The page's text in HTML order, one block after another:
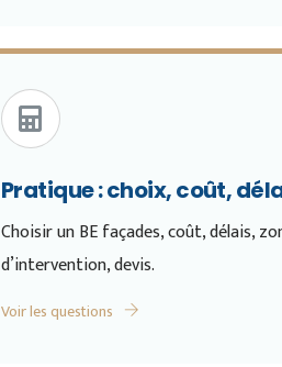
Pratique : choix, coût,
Choisir un BE façades, coût, délais,
d’intervention, devis.
Voir les questions